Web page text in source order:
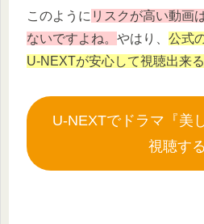
このように リスクが高い動画
ないですよね。 やはり、 公式
U-NEXTが安心して視聴出来る
U-NEXTでドラマ『美
視聴す